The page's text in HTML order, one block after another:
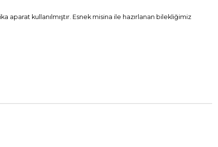
kullanılmıştır. Esnek misina ile hazırlanan bilekliğimiz